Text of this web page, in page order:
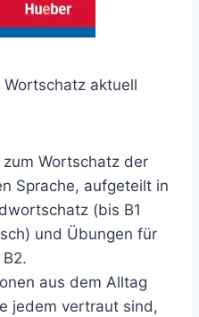
aktuell
Wortschatz der
Sprache, aufgeteilt in
(bis B1
und Übungen für
aus dem Alltag
jedem vertraut sind,